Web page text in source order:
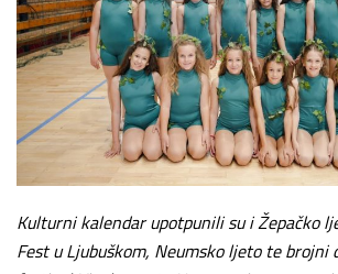
Kulturni kalendar upotpunili su i Žepačko
Fest u Ljubuškom, Neumsko ljeto te brojni